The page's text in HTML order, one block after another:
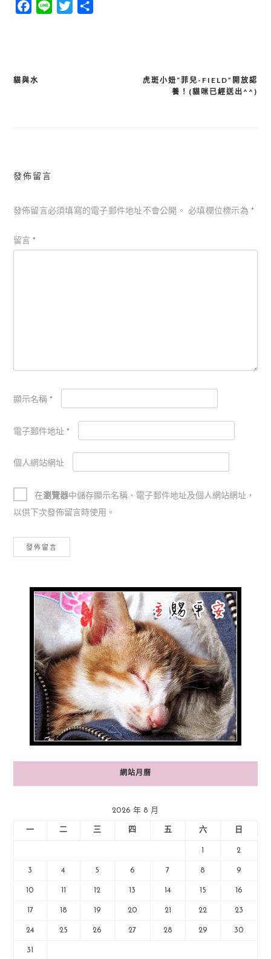
Facebook
Line Twitter
文
虎斑小妞“菲兒-FIELD”開放認
養！(貓咪已經送出^^)
貓與水
發佈留言
發佈留言必須填寫的電子郵件地址不會公開。 必填欄位標示為*
留言 *
顯示名稱 *
電子郵件地址 *
個人網站網址
在瀏覽器中儲存顯示名稱、電子郵件地址及個人網站網址，
以供下次發佈留言時使用。
網站月曆
2026 年 8 月
一 二 三 四 五 六 日
1 2
3 4 5 6 7 8 9
10 11 12 13 14 15 16
17 18 19 20 21 22 23
24 25 26 27 28 29 30
31